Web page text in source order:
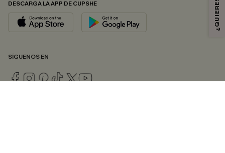
DESCARGA LA APP DE CUPSHE
SÍGUENOS EN